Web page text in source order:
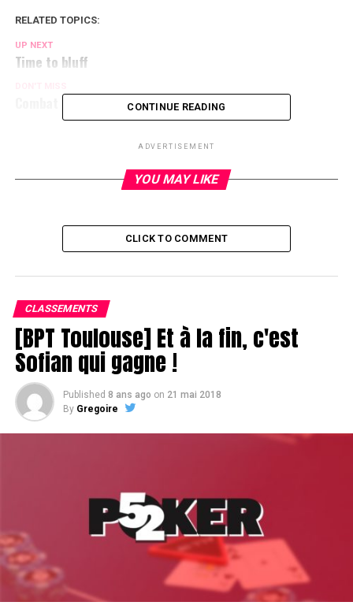
RELATED TOPICS:
UP NEXT
Time to bluff
Combat de titans CONTINUE READING
ADVERTISEMENT
YOU MAY LIKE
CLICK TO COMMENT
CLASSEMENTS
[BPT Toulouse] Et à la fin, c'est
Sofian qui gagne !
Published 8 ans ago on 21 mai 2018
By Gregoire